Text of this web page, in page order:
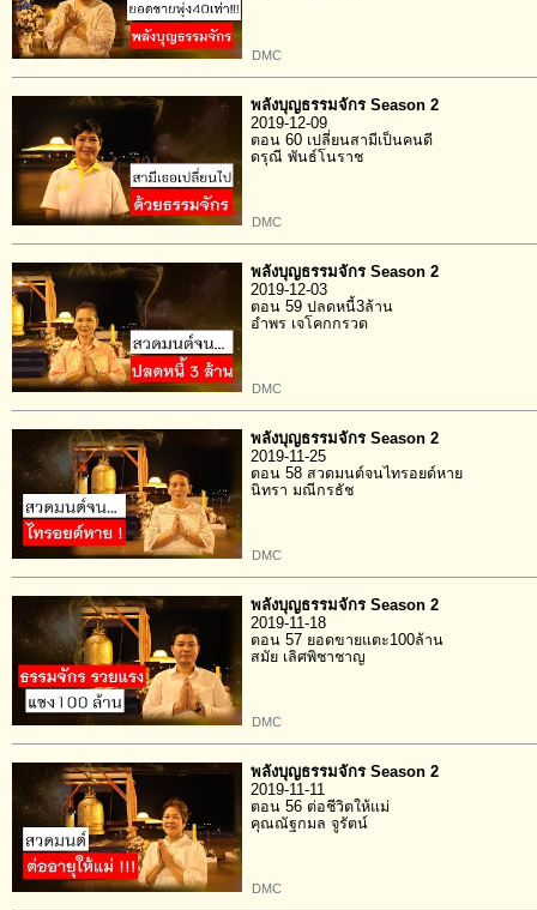
DMC
พลังบุญธรรมจักร Season 2
2019-12-09
ตอน 60 เปลี่ยนสามีเป็นคนดี
ดรุณี พันธ์โนราช
DMC
พลังบุญธรรมจักร Season 2
2019-12-03
ตอน 59 ปลดหนี้3ล้าน
อำพร เจโคกกรวด
DMC
พลังบุญธรรมจักร Season 2
2019-11-25
ตอน 58 สวดมนต์จนไทรอยด์หาย
นิทรา มณีกรธัช
DMC
พลังบุญธรรมจักร Season 2
2019-11-18
ตอน 57 ยอดขายแตะ100ล้าน
สมัย เลิศพิชาชาญ
DMC
พลังบุญธรรมจักร Season 2
2019-11-11
ตอน 56 ต่อชีวิตให้แม่
คุณณัฐกมล จูรัตน์
DMC